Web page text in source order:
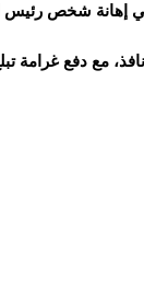
في إهانة شخص رئيس
مع دفع غرامة